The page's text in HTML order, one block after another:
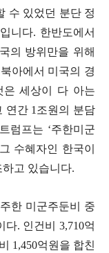
수 있었던 분단 정
니다. 한반도에서
의 방위만을 위해
아에서 미국의 경
은 세상이 다 아는
연간 1 조원의 분담
럼프는 ‘주한미군
수혜자인 한국이
하고 있습니다.
한 미군주둔비 중
다. 인건비3,710억
1,450억원을 합친